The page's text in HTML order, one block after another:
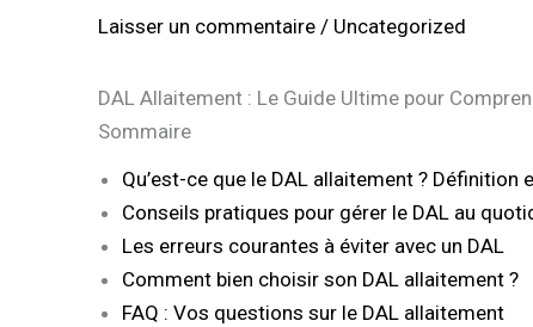
Laisser un commentaire / Uncategorized
DAL Allaitement : Le Guide Ultime pour
Sommaire
Qu’est-ce que le DAL allaitement ? Définition
Conseils pratiques pour gérer le DAL au
Les erreurs courantes à éviter avec un DAL
Comment bien choisir son DAL allaitement ?
FAQ : Vos questions sur le DAL allaitement